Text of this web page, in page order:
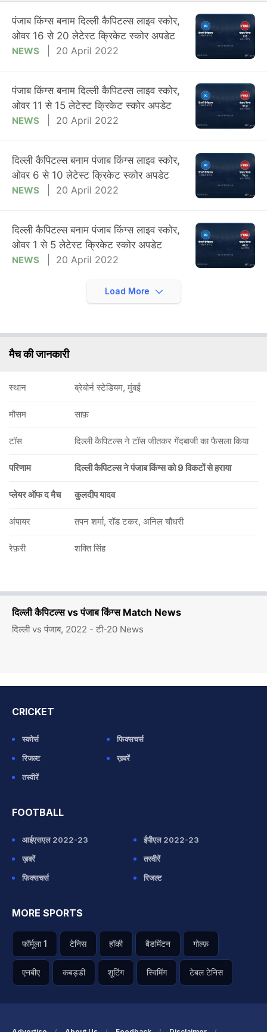
दिल्ली कैपिटल्स vs पंजाब किंग्स Match News
दिल्ली vs पंजाब, 2022 - टी-20 News
पंजाब किंग्स बनाम दिल्ली कैपिटल्स लाइव स्कोर,
ओवर 16 से 20 लेटेस्ट क्रिकेट स्कोर अपडेट
NEWS 20 April 2022
पंजाब किंग्स बनाम दिल्ली कैपिटल्स लाइव स्कोर,
ओवर 11 से 15 लेटेस्ट क्रिकेट स्कोर अपडेट
NEWS 20 April 2022
दिल्ली कैपिटल्स बनाम पंजाब किंग्स लाइव स्कोर,
ओवर 6 से 10 लेटेस्ट क्रिकेट स्कोर अपडेट
NEWS 20 April 2022
दिल्ली कैपिटल्स बनाम पंजाब किंग्स लाइव स्कोर,
ओवर 1 से 5 लेटेस्ट क्रिकेट स्कोर अपडेट
NEWS 20 April 2022
Load More
मैच की जानकारी
स्थान ब्रेबोर्न स्टेडियम, मुंबई
मौसम साफ़
टॉस दिल्ली कैपिटल्स ने टॉस जीतकर गेंदबाजी का फैसला किया
परिणाम दिल्ली कैपिटल्स ने पंजाब किंग्स को 9 विकटों से हराया
प्लेयर ऑफ द मैच कुलदीप यादव
अंपायर तपन शर्मा, रॉड टकर, अनिल चौधरी
रेफ़री शक्ति सिंह
CRICKET
स्कोर्स
फिक्सचर्स
रिजल्ट
ख़बरें
तस्वीरें
FOOTBALL
आईएसएल 2022-23
ईपीएल 2022-23
ख़बरें
तस्वीरें
फिक्सचर्स
रिजल्ट
MORE SPORTS
फॉर्मूला 1 टेनिस हॉकी बैडमिंटन गोल्फ़
एनबीए कबड्डी शूटिंग स्विमिंग टेबल टेनिस